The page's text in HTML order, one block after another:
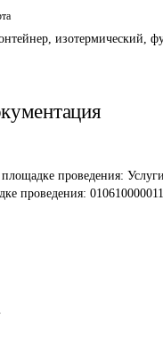
изотермический,
проведения:
проведения: